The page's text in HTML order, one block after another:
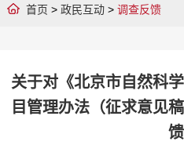
首页 > 政民互动> 调查反馈
关于对《北京市自然科
目管理办法（征求意见
馈